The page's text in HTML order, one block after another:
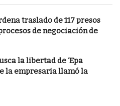
traslado de 117 presos
de negociación de
la libertad de ‘Epa
la empresaria llamó la